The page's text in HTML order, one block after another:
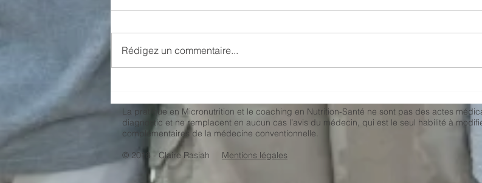
Salade de chou chinois
calcium"
Rédigez un commentaire...
La pratique en Micronutrition et le coaching en Nutrition-Santé ne sont pas des actes
diagnostic et ne remplacent en aucun cas l’avis du médecin, qui est le seul habilité à
complémentaires de la médecine conventionnelle.
© 2018 - Claire Rasiah Mentions légales